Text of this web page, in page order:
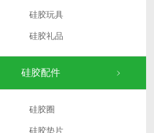
硅胶玩具
硅胶礼品
硅胶配件
硅胶圈
硅胶垫片